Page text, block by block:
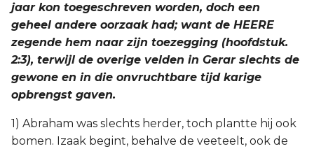
jaar kon toegeschreven worden, doch een
geheel andere oorzaak had; want de HEERE
zegende hem naar zijn toezegging (hoofdstuk.
2:3), terwijl de overige velden in Gerar slechts de
gewone en in die onvruchtbare tijd karige
opbrengst gaven.
1) Abraham was slechts herder, toch plantte hij ook
bomen. Izaak begint, behalve de veeteelt, ook de